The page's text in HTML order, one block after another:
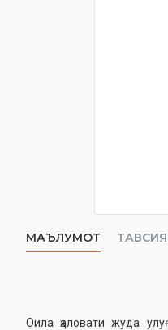
МАЪЛУМОТ ТАВСИЯ
Оила ҳаловати жуда